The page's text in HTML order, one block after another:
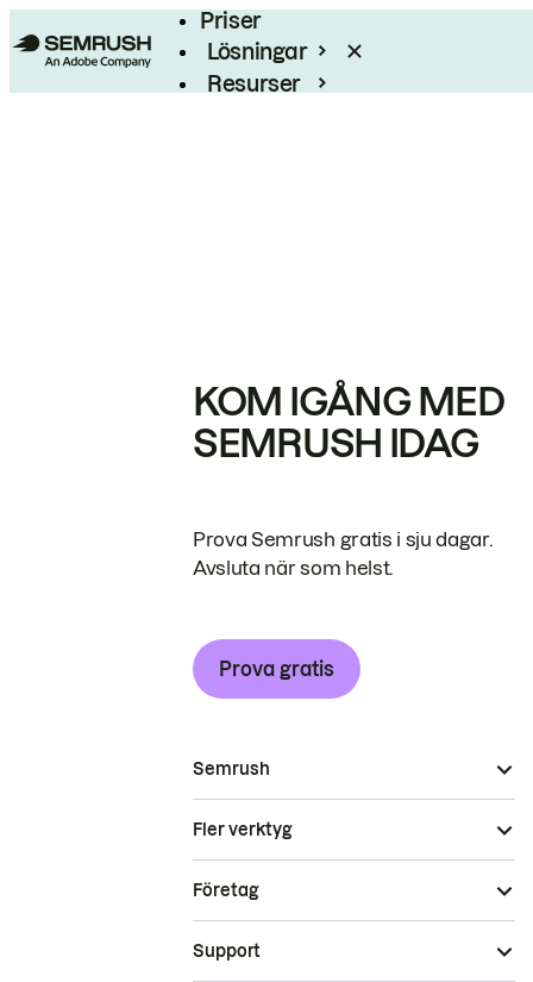
Priser
Lösningar
Resurser
KOM IGÅNG MED
SEMRUSH IDAG
Prova Semrush gratis i sju dagar.
Avsluta när som helst.
Prova gratis
Semrush
Fler verktyg
Företag
Support